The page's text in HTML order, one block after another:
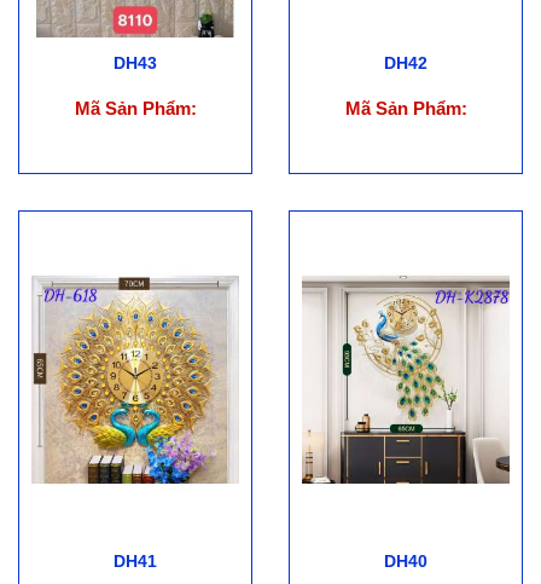
DH43
Mã Sản Phẩm:
DH42
Mã Sản Phẩm:
DH41 DH40